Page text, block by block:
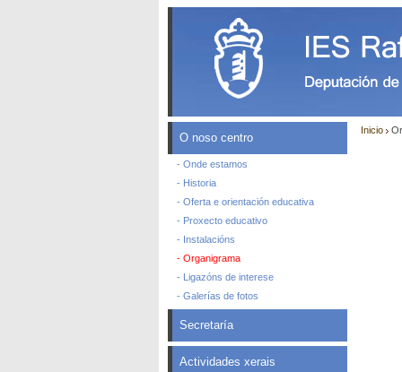
O noso centro
- Onde estamos
- Historia
- Oferta e orientación educativa
- Proxecto educativo
- Instalacións
- Organigrama
- Ligazóns de interese
- Galerías de fotos
Secretaría
Actividades xerais
Inicio